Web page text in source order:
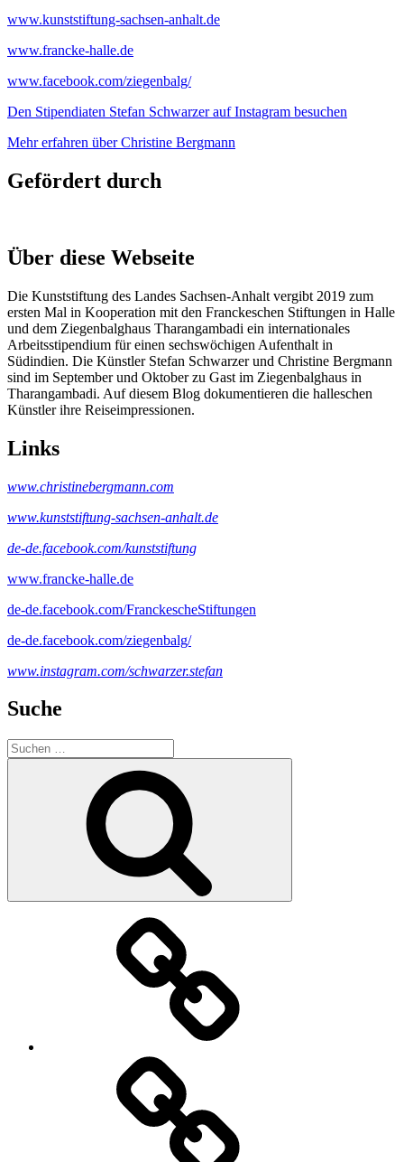
www.kunststiftung-sachsen-anhalt.de
www.francke-halle.de
www.facebook.com/ziegenbalg/
Den Stipendiaten Stefan Schwarzer auf Instagram besuchen
Mehr erfahren über Christine Bergmann
Gefördert durch
Über diese Webseite
Die Kunststiftung des Landes Sachsen-Anhalt vergibt 2019 zum
ersten Mal in Kooperation mit den Franckeschen Stiftungen in Halle
und dem Ziegenbalghaus Tharangambadi ein internationales
Arbeitsstipendium für einen sechswöchigen Aufenthalt in
Südindien. Die Künstler Stefan Schwarzer und Christine Bergmann
sind im September und Oktober zu Gast im Ziegenbalghaus in
Tharangambadi. Auf diesem Blog dokumentieren die halleschen
Künstler ihre Reiseimpressionen.
Links
www.christinebergmann.com
www.kunststiftung-sachsen-anhalt.de
de-de.facebook.com/kunststiftung
www.francke-halle.de
de-de.facebook.com/FranckescheStiftungen
de-de.facebook.com/ziegenbalg/
www.instagram.com/schwarzer.stefan
Suche
Suche
nach:
christinebergmann.com